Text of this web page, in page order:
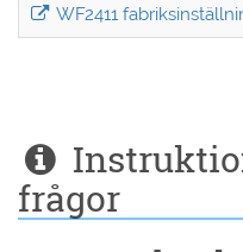
WF2411
frågor